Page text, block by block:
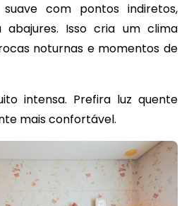
com pontos indiretos,
abajures. Isso cria um clima
noturnas e momentos de
intensa. Prefira luz quente
mais confortável.